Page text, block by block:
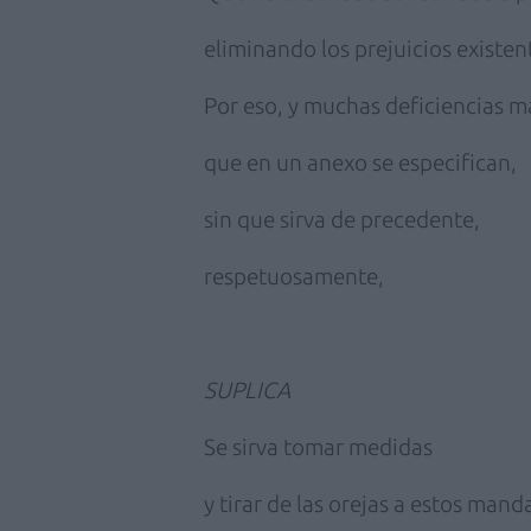
eliminando los prejuicios
Por eso, y muchas deficiencias
que en un anexo se especifican,
sin que sirva de precedente,
respetuosamente,
SUPLICA
Se sirva tomar medidas
y tirar de las orejas a estos